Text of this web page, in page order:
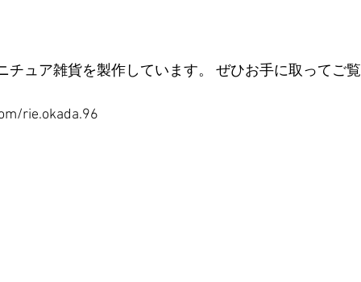
チュア雑貨を製作しています。 ぜひお手に取ってご覧
rie.okada.96